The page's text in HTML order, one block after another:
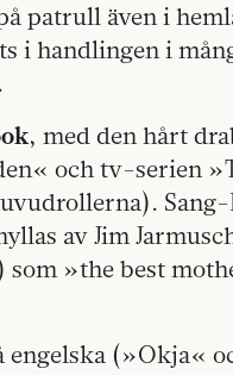
patrull även i
i handlingen i
, med den hårt
och tv-serien
av Jim
som »the best
(»Okja«